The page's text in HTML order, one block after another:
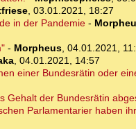
, 03.01.2021, 18:27
in der Pandemie-
- Morpheus, 04.01.2021,
, 04.01.2021, 14:57
einer Bundesrätin oder
Gehalt der Bundesrätin
Parlamentarier haben